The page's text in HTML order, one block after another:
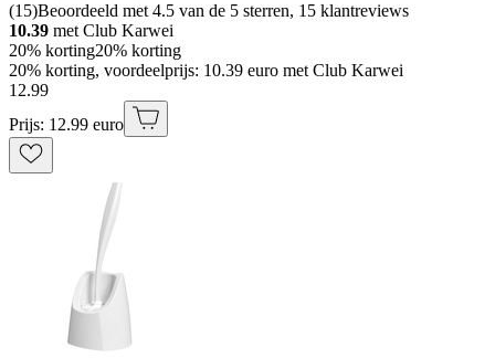
(15)Beoordeeld met 4.5 van de 5 sterren, 15 klantreviews
10.39 met Club Karwei
20% korting20% korting
20% korting, voordeelprijs: 10.39 euro met Club Karwei
12.99
Prijs: 12.99 euro